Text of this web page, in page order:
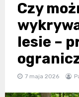
Czy
lesie –
7 maja 2026